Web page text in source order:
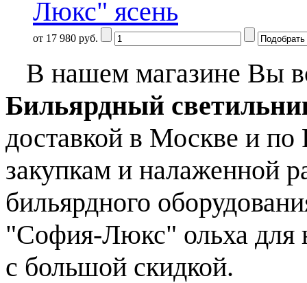
от 17 980 руб.
В нашем магазине Вы
Бильярдный
доставкой в Москве и по
закупкам и налаженной
бильярдного
"София-Люкс" ольха для
с большой скидкой.